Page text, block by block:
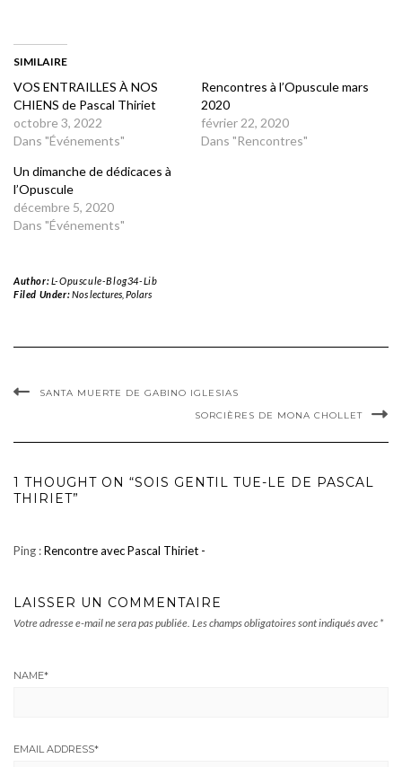
SIMILAIRE
VOS ENTRAILLES À NOS
CHIENS de Pascal Thiriet
octobre 3, 2022
Dans "Événements"
Rencontres à l’Opuscule mars
2020
février 22, 2020
Dans "Rencontres"
Un dimanche de dédicaces à
l’Opuscule
décembre 5, 2020
Dans "Événements"
Author:L-Opuscule-Blog34-Lib
Filed Under:Nos lectures, Polars
SANTA MUERTE DE GABINO IGLESIAS
SORCIÈRES DE MONA CHOLLET
1 THOUGHT ON “SOIS GENTIL TUE-LE DE PASCAL
THIRIET”
Ping :Rencontre avec Pascal Thiriet -
LAISSER UN COMMENTAIRE
Votre adresse e-mail ne sera pas publiée. Les champs obligatoires sont indiqués avec *
NAME*
EMAIL ADDRESS*